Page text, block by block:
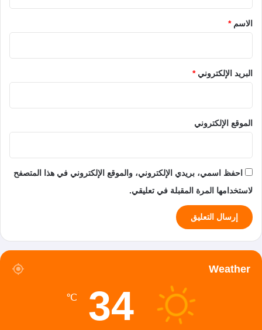
*الاسم*
البريد الإلكتروني*
الموقع الإلكتروني
احفظ اسمي، بريدي الإلكتروني، والموقع الإلكتروني في هذا المتصفح
لاستخدامها المرة المقبلة في تعليقي.
Weather
34
℃